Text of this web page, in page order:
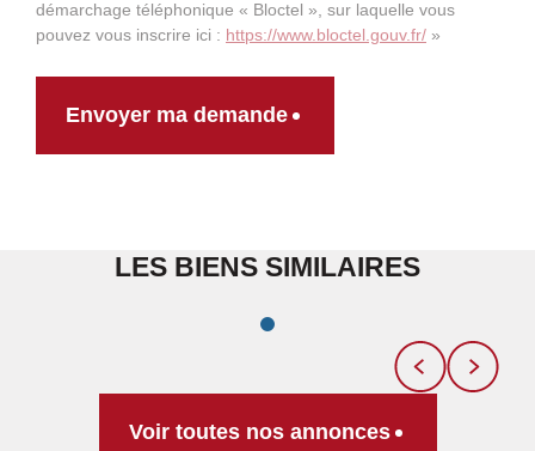
démarchage téléphonique « Bloctel », sur laquelle vous
pouvez vous inscrire ici : https://www.bloctel.gouv.fr/ »
Envoyer ma demande
LES BIENS SIMILAIRES
Voir toutes nos annonces